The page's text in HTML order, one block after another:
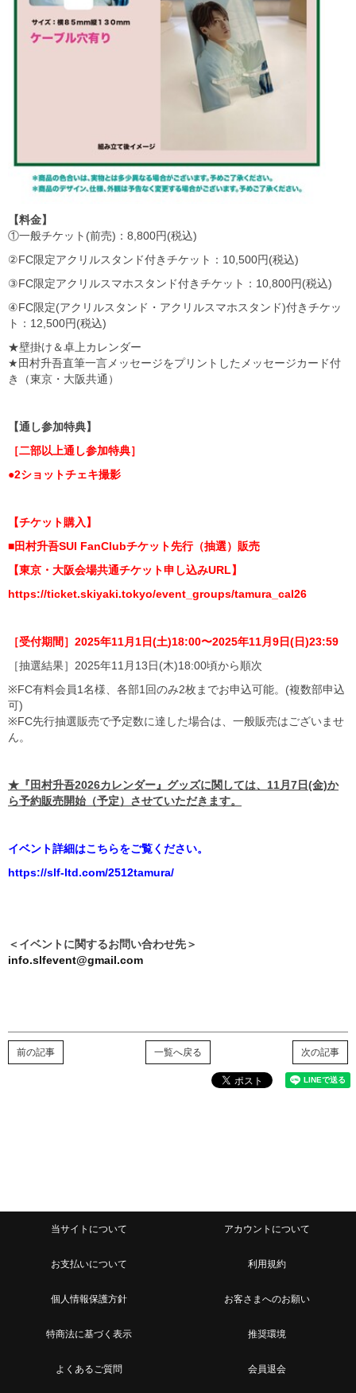
【料金】
①一般チケット(前売)：8,800円(税込)
②FC限定アクリルスタンド付きチケット：10,500円(税込)
③FC限定アクリルスマホスタンド付きチケット：10,800円(税込)
④FC限定(アクリルスタンド・アクリルスマホスタンド)付きチケッ
ト：12,500円(税込)
★壁掛け＆卓上カレンダー
★田村升吾直筆一言メッセージをプリントしたメッセージカード付
き（東京・大阪共通）
【通し参加特典】
［二部以上通し参加特典］
●2ショットチェキ撮影
【チケット購入】
■田村升吾SUI FanClubチケット先行（抽選）販売
【東京・大阪会場共通チケット申し込みURL】
https://ticket.skiyaki.tokyo/event_groups/tamura_cal26
［受付期間］2025年11月1日(土)18:00〜2025年11月9日(日)23:59
［抽選結果］2025年11月13日(木)18:00頃から順次
※FC有料会員1名様、各部1回のみ2枚までお申込可能。(複数部申込
可)
※FC先行抽選販売で予定数に達した場合は、一般販売はございませ
ん。
★『田村升吾2026カレンダー』グッズに関しては、11月7日(金)か
ら予約販売開始（予定）させていただきます。
イベント詳細はこちらをご覧ください。
https://slf-ltd.com/2512tamura/
＜イベントに関するお問い合わせ先＞
info.slfevent@gmail.com
次の記事
一覧へ戻る
前の記事
当サイトについて アカウントについて
お支払いについて 利用規約
個人情報保護方針 お客さまへのお願い
特商法に基づく表示 推奨環境
よくあるご質問 会員退会